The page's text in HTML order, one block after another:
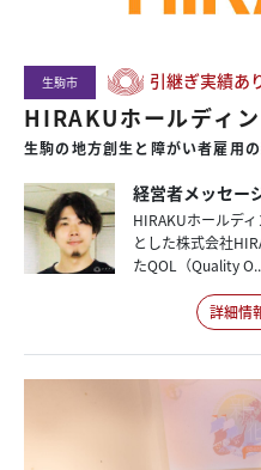
生駒市 引継ぎ実績あ
HIRAKUホールディ
生駒の地方創生と障がい者雇用
経営者メッセー
HIRAKUホールデ
とした株式会社
たQOL（Quality
詳細情